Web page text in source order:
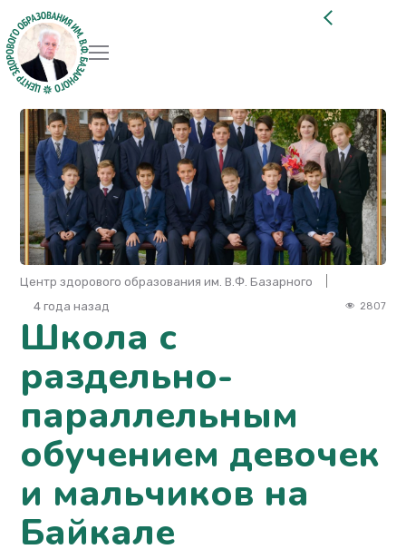
Центр здорового образования им. В.Ф. Базарного
4 года назад
2807
Школа с
раздельно-
параллельным
обучением девочек
и мальчиков на
Байкале